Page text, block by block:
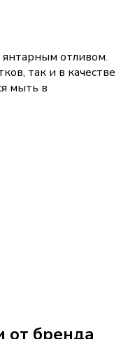
янтарным отливом.
так и в качестве
мыть в
от бренда